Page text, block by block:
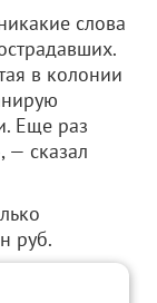
слова
в колонии
Еще раз
— сказал
руб.